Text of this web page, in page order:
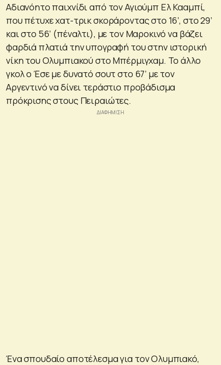
Αδιανόητο παιχνίδι από τον Αγιούμπ Ελ Κααμπί,
που πέτυχε χατ-τρικ σκοράροντας στο 16’, στο 29’
και στο 56’ (πέναλτι), με τον Μαροκινό να βάζει
φαρδιά πλατιά την υπογραφή του στην ιστορική
νίκη του Ολυμπιακού στο Μπέρμιγχαμ. Το άλλο
γκολ ο Έσε με δυνατό σουτ στο 67’ με τον
Αργεντινό να δίνει τεράστιο προβάδισμα
πρόκρισης στους Πειραιώτες.
Ένα σπουδαίο αποτέλεσμα για τον Ολυμπιακό,